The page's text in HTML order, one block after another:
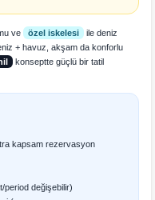
ve özel iskelesi
ile deniz
+ havuz, akşam da konforlu
konseptte güçlü bir tatil
kapsam rezervasyon
period değişebilir)